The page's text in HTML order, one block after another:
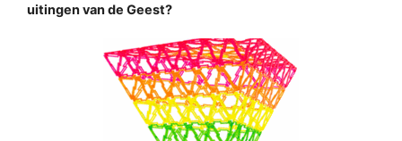
uitingen van de Geest?